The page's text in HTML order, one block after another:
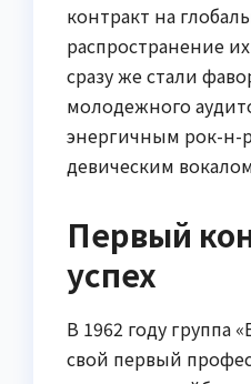
контракт на
распространение
сразу же стали
молодежного
энергичным рок-н-
девическим
Первый
успех
В 1962 году группа
свой первый